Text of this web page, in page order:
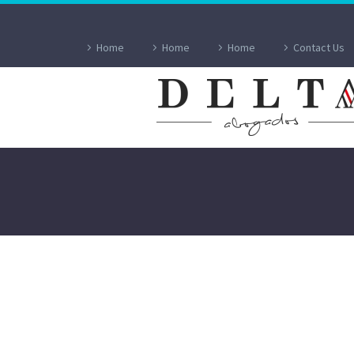
Home
Home Home Contact Us